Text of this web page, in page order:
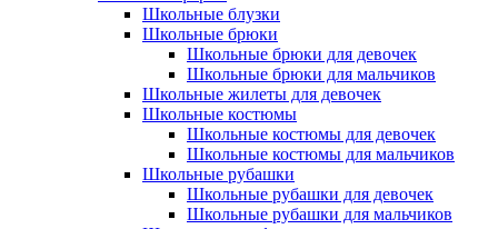
Школьные блузки
Школьные брюки
Школьные брюки для девочек
Школьные брюки для мальчиков
Школьные жилеты для девочек
Школьные костюмы
Школьные костюмы для девочек
Школьные костюмы для мальчиков
Школьные рубашки
Школьные рубашки для девочек
Школьные рубашки для мальчиков